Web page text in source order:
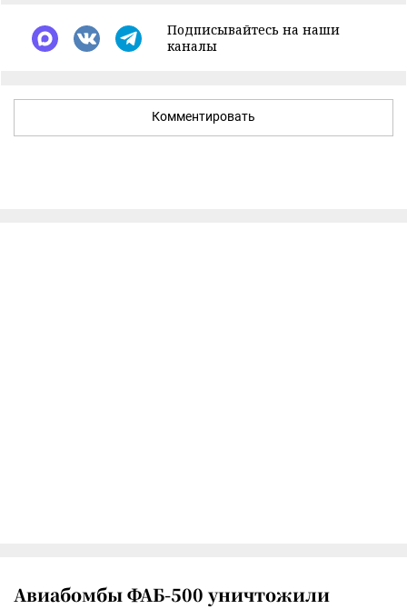
Подписывайтесь на наши
каналы
Комментировать
Авиабомбы ФАБ-500 уничтожили